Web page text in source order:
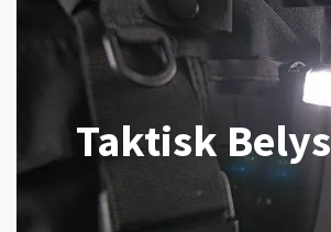
Taktisk